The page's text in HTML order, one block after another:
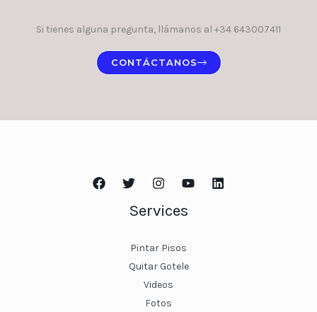
Si tienes alguna pregunta, llámanos al +34 643007411
CONTÁCTANOS
Services
Pintar Pisos
Quitar Gotele
Videos
Fotos